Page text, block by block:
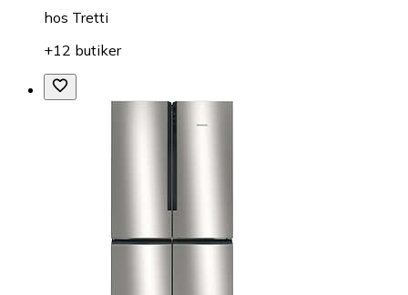
hos Tretti
+12 butiker